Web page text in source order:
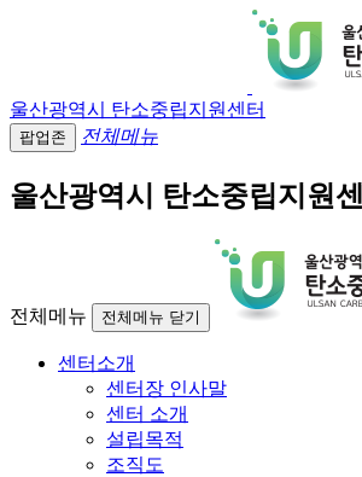
울산광역시 탄소중립지원센터
팝업존 전체메뉴
울산광역시 탄소중립지원
전체메뉴 전체메뉴 닫기
센터소개
센터장 인사말
센터 소개
설립목적
조직도